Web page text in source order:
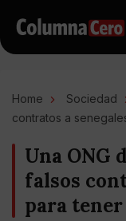
Home Sociedad
contratos a
Una ONG
falsos
para